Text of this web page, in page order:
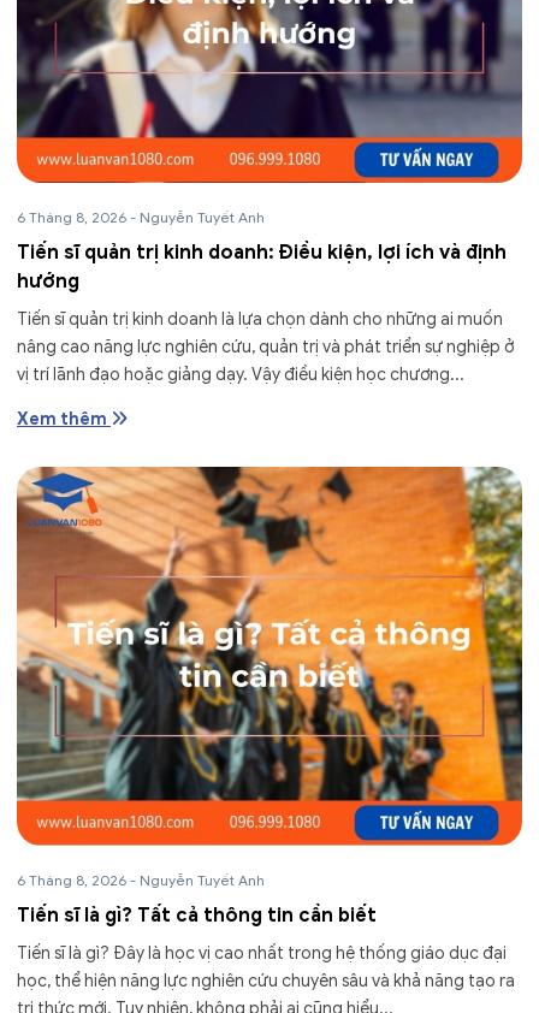
6 Tháng 8, 2026 - Nguyễn Tuyết Anh
Tiến sĩ quản trị kinh doanh: Điều kiện, lợi ích và định
hướng
Tiến sĩ quản trị kinh doanh là lựa chọn dành cho những ai muốn
nâng cao năng lực nghiên cứu, quản trị và phát triển sự nghiệp ở
vị trí lãnh đạo hoặc giảng dạy. Vậy điều kiện học chương...
Xem thêm
6 Tháng 8, 2026 - Nguyễn Tuyết Anh
Tiến sĩ là gì? Tất cả thông tin cần biết
Tiến sĩ là gì? Đây là học vị cao nhất trong hệ thống giáo dục đại
học, thể hiện năng lực nghiên cứu chuyên sâu và khả năng tạo ra